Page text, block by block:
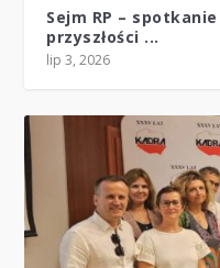
Sejm RP – spotkanie
przyszłości ...
lip 3, 2026